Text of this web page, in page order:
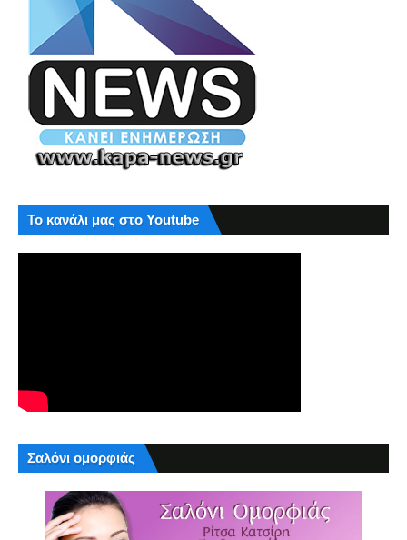
Το κανάλι μας στο Youtube
Σαλόνι ομορφιάς